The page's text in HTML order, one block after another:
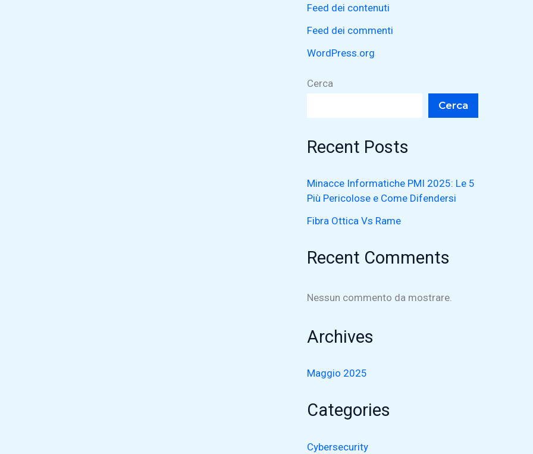
Feed dei contenuti
Feed dei commenti
WordPress.org
Cerca
Cerca
Recent Posts
Minacce Informatiche PMI 2025: Le 5
Più Pericolose e Come Difendersi
Fibra Ottica Vs Rame
Recent Comments
Nessun commento da mostrare.
Archives
Maggio 2025
Categories
Cybersecurity